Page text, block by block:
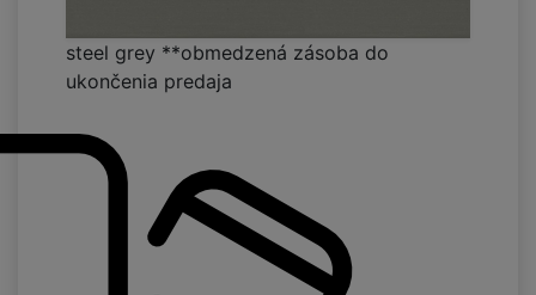
steel grey **obmedzená zásoba do
ukončenia predaja